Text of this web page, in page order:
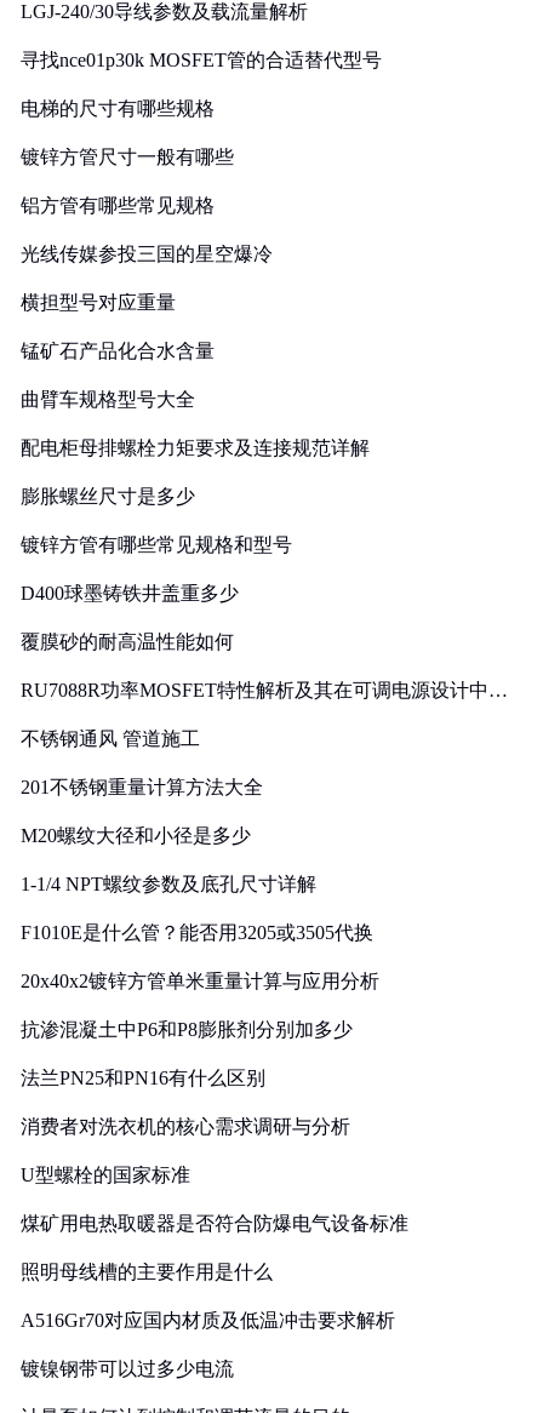
LGJ-240/30导线参数及载流量解析
寻找nce01p30k MOSFET管的合适替代型号
电梯的尺寸有哪些规格
镀锌方管尺寸一般有哪些
铝方管有哪些常见规格
光线传媒参投三国的星空爆冷
横担型号对应重量
锰矿石产品化合水含量
曲臂车规格型号大全
配电柜母排螺栓力矩要求及连接规范详解
膨胀螺丝尺寸是多少
镀锌方管有哪些常见规格和型号
D400球墨铸铁井盖重多少
覆膜砂的耐高温性能如何
RU7088R功率MOSFET特性解析及其在可调电源设计中的
不锈钢通风 管道施工
201不锈钢重量计算方法大全
M20螺纹大径和小径是多少
1-1/4 NPT螺纹参数及底孔尺寸详解
F1010E是什么管？能否用3205或3505代换
20x40x2镀锌方管单米重量计算与应用分析
抗渗混凝土中P6和P8膨胀剂分别加多少
法兰PN25和PN16有什么区别
消费者对洗衣机的核心需求调研与分析
U型螺栓的国家标准
煤矿用电热取暖器是否符合防爆电气设备标准
照明母线槽的主要作用是什么
A516Gr70对应国内材质及低温冲击要求解析
镀镍钢带可以过多少电流